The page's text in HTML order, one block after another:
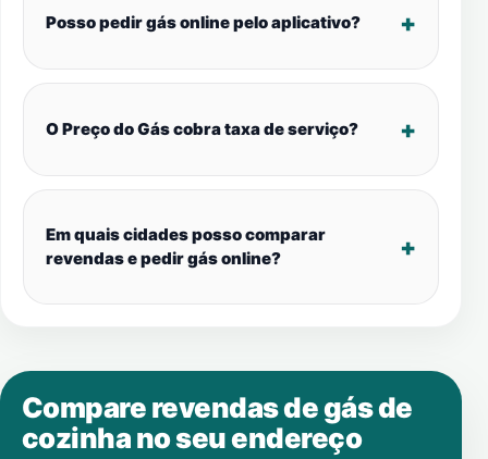
Posso pedir gás online pelo aplicativo?
O Preço do Gás cobra taxa de serviço?
Em quais cidades posso comparar
revendas e pedir gás online?
Compare revendas de gás de
cozinha no seu endereço